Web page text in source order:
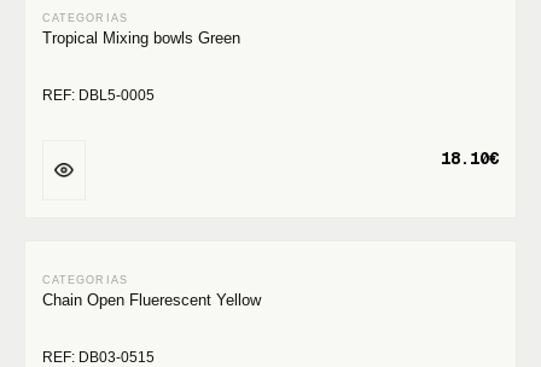
Tropical Mixing bowls Green
REF: DBL5-0005
18.10€
Chain Open Fluerescent Yellow
REF: DB03-0515